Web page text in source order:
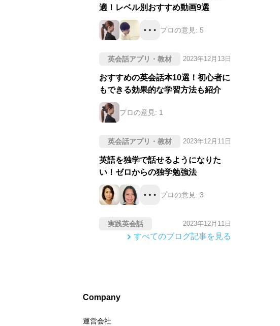
適！レベル別おすすめ動画9選
プロの意見: 5
英会話アプリ・教材 2023年12月13日
おすすめの英会話本10選！初心者に
もできる効果的な学習方法も紹介
プロの意見: 1
英会話アプリ・教材 2023年12月11日
英語を独学で話せるようになりた
い！ゼロからの独学勉強法
プロの意見: 3
実践英会話 2023年12月11日
すべてのブログ記事を見る
Company
運営会社